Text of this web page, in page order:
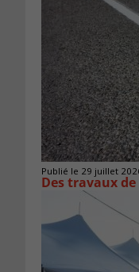
Publié le 29 juillet
Des travaux